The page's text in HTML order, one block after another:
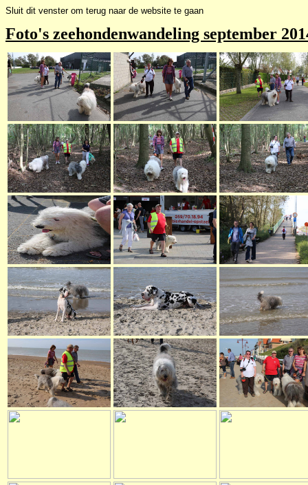
Sluit dit venster om terug naar de website te gaan
Foto's zeehondenwandeling september